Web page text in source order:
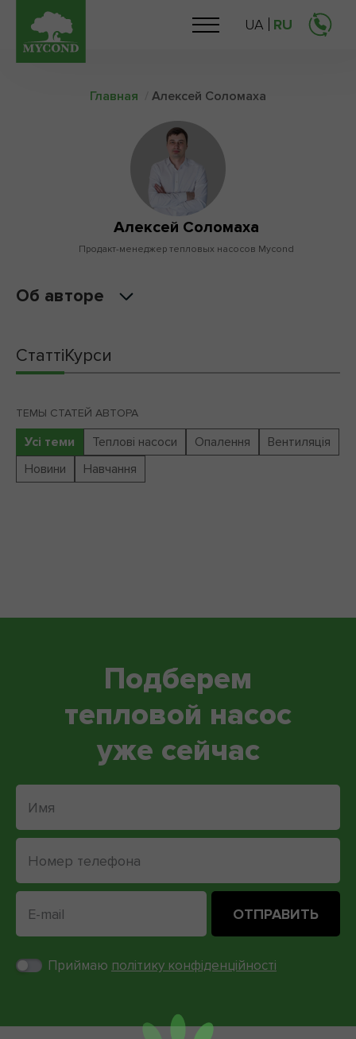
UA RU
Главная Алексей Соломаха
Алексей Соломаха
Продакт-менеджер тепловых насосов Mycond
Об авторе
СтаттіКурси
ТЕМЫ СТАТЕЙ АВТОРА
Усі теми Теплові насоси Опалення
Вентиляція
Новини
Навчання
Подберем
тепловой насос
уже сейчас
Приймаю політику конфіденційності